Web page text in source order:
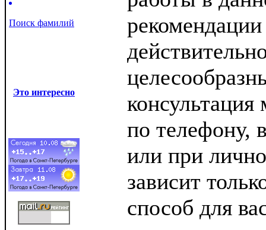
Поиск фамилий
Это интересно
рекомендации
по телефону,
или при
зависит
способ для